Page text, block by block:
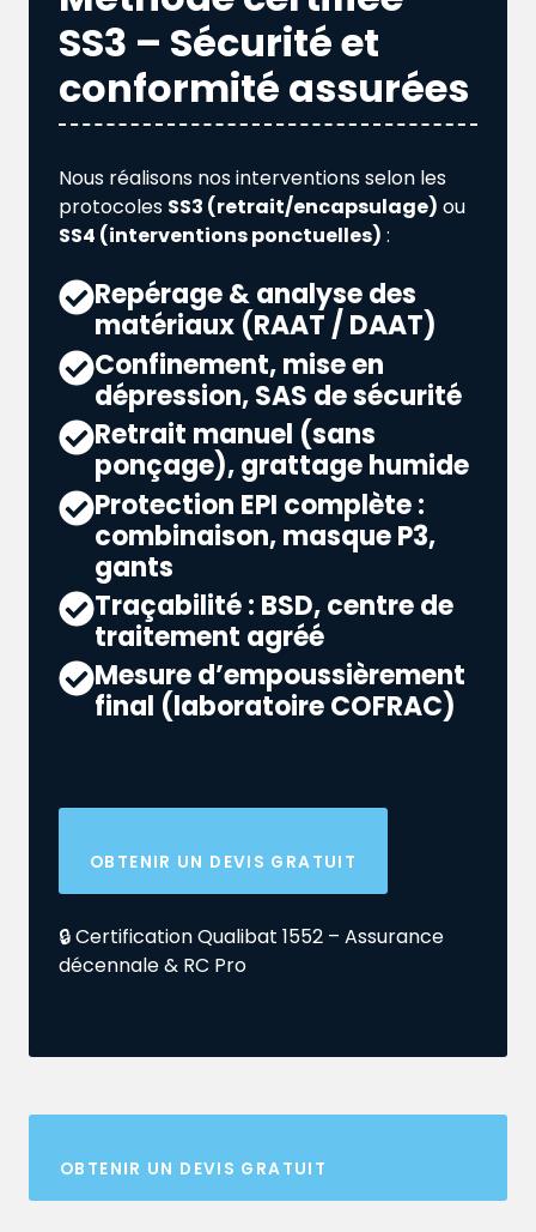
SS3 – Sécurité et
conformité assurées
Nous réalisons nos interventions selon les
protocoles SS3 (retrait/encapsulage) ou
SS4 (interventions ponctuelles) :
Repérage & analyse des
matériaux (RAAT / DAAT)
Confinement, mise en
dépression, SAS de sécurité
Retrait manuel (sans
ponçage), grattage humide
Protection EPI complète :
combinaison, masque P3,
gants
Traçabilité : BSD, centre de
traitement agréé
Mesure d’empoussièrement
final (laboratoire COFRAC)
OBTENIR UN DEVIS GRATUIT
🔒 Certification Qualibat 1552 – Assurance
décennale & RC Pro
OBTENIR UN DEVIS GRATUIT